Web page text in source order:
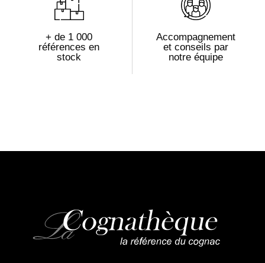
+ de 1 000
références en
stock
Accompagnement
et conseils par
notre équipe